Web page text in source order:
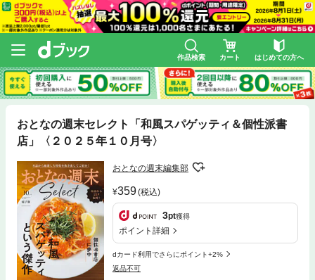
作品検索 カート はじめての方へ
おとなの週末セレクト「和風スパゲッティ＆個性派書
店」〈２０２５年１０月号〉
おとなの週末編集部
359(税込)
3pt獲得
ポイント詳細
dカード利用でさらにポイント+2%
返品不可